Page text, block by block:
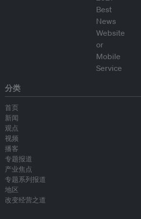
分类
首页
新闻
观点
视频
播客
专题报道
产业焦点
专题系列报道
地区
改变经营之道